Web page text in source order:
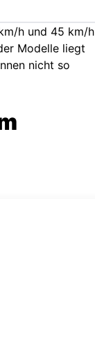
h und 45 km/h
Modelle liegt
nicht so
dem breiten
Eco-
Eigengewicht